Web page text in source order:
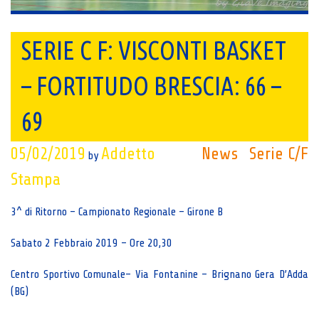
SERIE C F: VISCONTI BASKET
– FORTITUDO BRESCIA: 66 –
69
News Serie C/F
05/02/2019 by Addetto
Stampa
3^ di Ritorno – Campionato Regionale – Girone B
Sabato 2 Febbraio 2019 – Ore 20,30
Centro Sportivo Comunale– Via Fontanine – Brignano Gera D’Adda
(BG)